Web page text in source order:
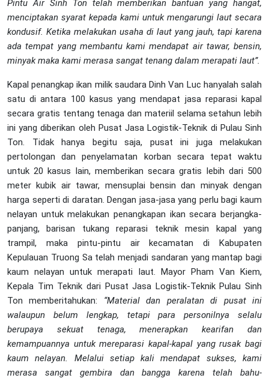
Pintu Air Sinh Ton telah memberikan bantuan yang hangat,
menciptakan syarat kepada kami untuk mengarungi laut secara
kondusif. Ketika melakukan usaha di laut yang jauh, tapi karena
ada tempat yang membantu kami mendapat air tawar, bensin,
minyak maka kami merasa sangat tenang dalam merapati laut”.
Kapal penangkap ikan milik saudara Dinh Van Luc hanyalah salah
satu di antara 100 kasus yang mendapat jasa reparasi kapal
secara gratis tentang tenaga dan materiil selama setahun lebih
ini yang diberikan oleh Pusat Jasa Logistik-Teknik di Pulau Sinh
Ton. Tidak hanya begitu saja, pusat ini juga melakukan
pertolongan dan penyelamatan korban secara tepat waktu
untuk 20 kasus lain, memberikan secara gratis lebih dari 500
meter kubik air tawar, mensuplai bensin dan minyak dengan
harga seperti di daratan. Dengan jasa-jasa yang perlu bagi kaum
nelayan untuk melakukan penangkapan ikan secara berjangka-
panjang, barisan tukang reparasi teknik mesin kapal yang
trampil, maka pintu-pintu air kecamatan di Kabupaten
Kepulauan Truong Sa telah menjadi sandaran yang mantap bagi
kaum nelayan untuk merapati laut. Mayor Pham Van Kiem,
Kepala Tim Teknik dari Pusat Jasa Logistik-Teknik Pulau Sinh
Ton memberitahukan: “Material dan peralatan di pusat ini
walaupun belum lengkap, tetapi para personilnya selalu
berupaya sekuat tenaga, menerapkan kearifan dan
kemampuannya untuk mereparasi kapal-kapal yang rusak bagi
kaum nelayan. Melalui setiap kali mendapat sukses, kami
merasa sangat gembira dan bangga karena telah bahu-